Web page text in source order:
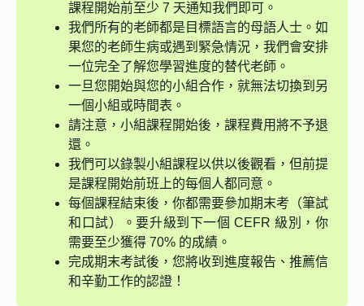
課程開始前至少 7 天通知我們即可。
我們所有的老師都是目標語言的母語人士。如
果您的老師生病或遇到緊急情況，我們會安排
一位完全了解您學習進度的替代老師。
一旦您開始與您的小組合作，就無法切換到另
一個小組或時間表。
請注意，小組課程開始後，課程費用將不予退
還。
我們可以錄製小組課程以供以後觀看，但前提
是課程開始前班上的每個人都同意。
每個課程結束後，你都需要參加期末考（筆試
和口試）。要升級到下一個 CEFR 級別，你
需要至少獲得 70% 的成績。
完成期末考試後，您將收到進度報告、推薦信
和辛勤工作的認證！